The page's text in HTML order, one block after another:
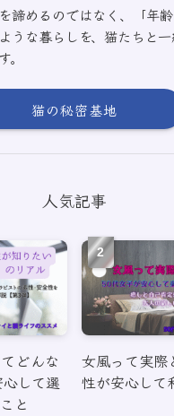
諦めるのではなく、「年
うな暮らしを、猫たちと
猫の秘密基地
人気記事
どんな
して選
と
女風って実
性が安心して